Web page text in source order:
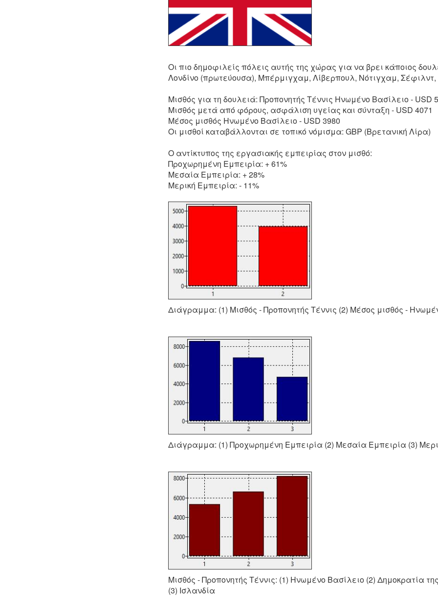
Οι πιο δημοφιλείς πόλεις αυτής της χώρας για να βρει κάποιος
Λονδίνο (πρωτεύουσα), Μπέρμιγχαμ, Λίβερπουλ, Νότιγχαμ,
Μισθός για τη δουλειά: Προπονητής Τέννις Ηνωμένο Βασίλειο - USD
Μισθός μετά από φόρους, ασφάλιση υγείας και σύνταξη - USD 4071
Μέσος μισθός Ηνωμένο Βασίλειο - USD 3980
Οι μισθοί καταβάλλονται σε τοπικό νόμισμα: GBP (Βρετανική Λίρα)
Ο αντίκτυπος της εργασιακής εμπειρίας στον μισθό:
Προχωρημένη Εμπειρία: + 61%
Μεσαία Εμπειρία: + 28%
Μερική Εμπειρία: - 11%
Διάγραμμα: (1) Μισθός - Προπονητής Τέννις (2) Μέσος μισθός -
Διάγραμμα: (1) Προχωρημένη Εμπειρία (2) Μεσαία Εμπειρία (3)
Μισθός - Προπονητής Τέννις: (1) Ηνωμένο Βασίλειο (2) Δημοκρατία
(3) Ισλανδία